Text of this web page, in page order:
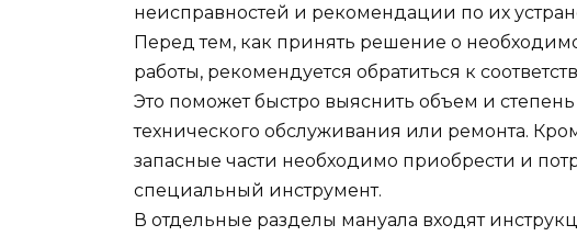
неисправностей и рекомендации по их
Перед тем, как принять решение о
работы, рекомендуется обратиться к
Это поможет быстро выяснить объем и
технического обслуживания или ремонта.
запасные части необходимо приобрести и
специальный инструмент.
В отдельные разделы мануала входят